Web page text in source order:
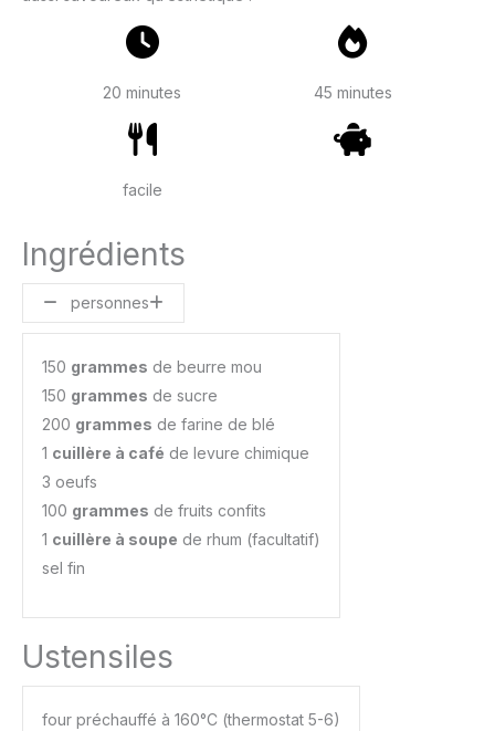
20 minutes 45 minutes
facile
Ingrédients
personnes
150 grammes de beurre mou
150 grammes de sucre
200 grammes de farine de blé
1 cuillère à café de levure chimique
3 oeufs
100 grammes de fruits confits
1 cuillère à soupe de rhum (facultatif)
sel fin
Ustensiles
four préchauffé à 160°C (thermostat 5-6)